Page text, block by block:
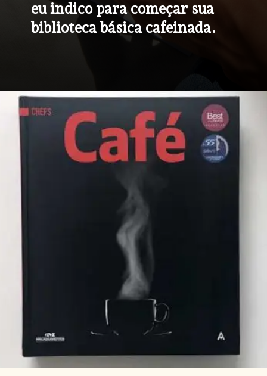
eu indico para começar sua
biblioteca básica cafeinada.